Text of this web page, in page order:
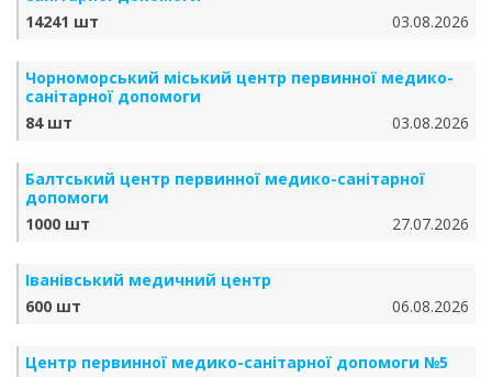
14241 шт
03.08.2026
Чорноморський міський центр первинної медико-
санітарної допомоги
84 шт
03.08.2026
Балтський центр первинної медико-санітарної
допомоги
1000 шт
27.07.2026
Іванівський медичний центр
600 шт
06.08.2026
Центр первинної медико-санітарної допомоги №5